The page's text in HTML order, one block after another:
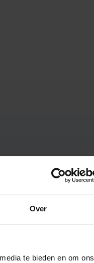
Over
te bieden en om ons
Lusi